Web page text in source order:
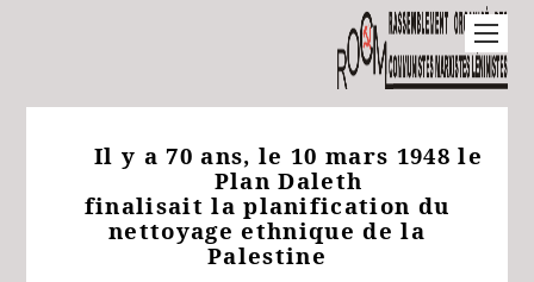
Il y a 70 ans, le 10 mars 1948 le
Plan Daleth
finalisait la planification du
nettoyage ethnique de la
Palestine